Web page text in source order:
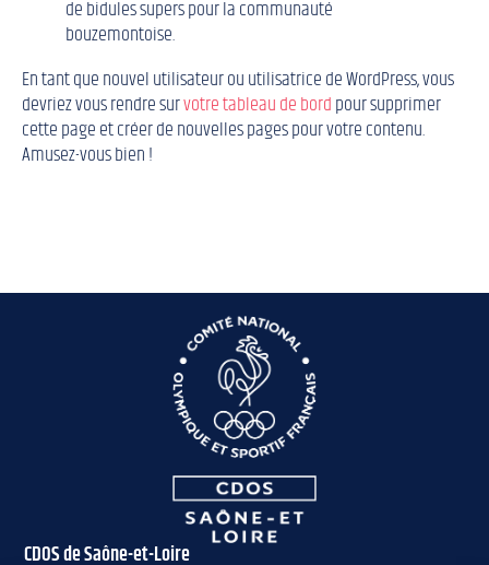
de bidules supers pour la communauté
bouzemontoise.
En tant que nouvel utilisateur ou utilisatrice de WordPress, vous
devriez vous rendre survotre tableau de bordpour supprimer
cette page et créer de nouvelles pages pour votre contenu.
Amusez-vous bien !
CDOS de Saône-et-Loire